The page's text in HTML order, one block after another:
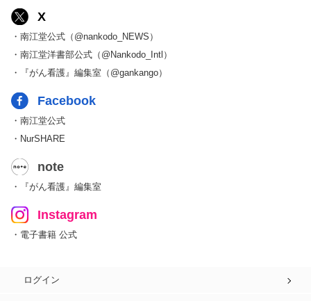
X
・南江堂公式（@nankodo_NEWS）
・南江堂洋書部公式（@Nankodo_Intl）
・『がん看護』編集室（@gankango）
Facebook
・南江堂公式
・NurSHARE
note
・『がん看護』編集室
Instagram
・電子書籍 公式
ログイン